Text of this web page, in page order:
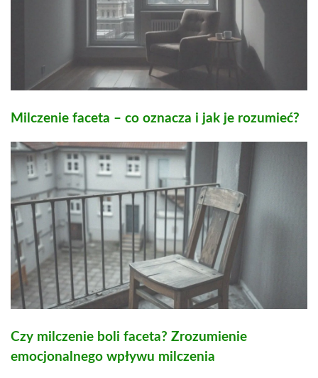
Milczenie faceta – co oznacza i jak je rozumieć?
Czy milczenie boli faceta? Zrozumienie
emocjonalnego wpływu milczenia